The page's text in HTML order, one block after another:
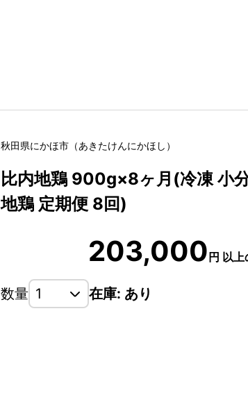
秋田県にかほ市 （あきたけんにかほし ）
比内地鶏 900g×8ヶ月(冷凍 小
地鶏 定期便 8回)
203,000円 以上
数量 在庫: あり